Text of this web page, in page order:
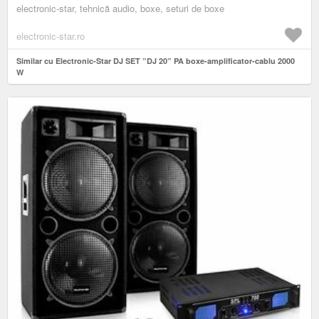
electronic-star, tehnică audio, boxe, seturi de boxe
electronic-star.ro
Similar cu Electronic-Star DJ SET ”DJ 20” PA boxe-amplificator-cablu 2000
W